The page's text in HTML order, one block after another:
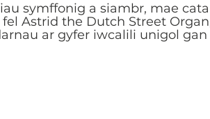
symffonig a siambr, mae
Astrid the Dutch Street
ar gyfer iwcalili unigol